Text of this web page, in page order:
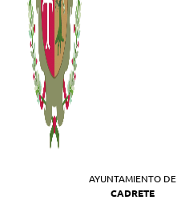
AYUNTAMIENTO DE
CADRETE